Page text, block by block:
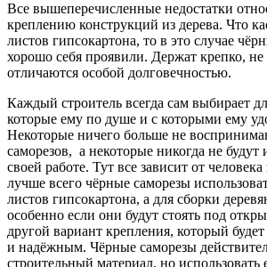
Все вышеперечисленные недостатки
креплению конструкций из дерева. Что
листов гипсокартона, то в это случае
хорошо себя проявили. Держат крепко,
отличаются особой долговечностью.
Каждый строитель всегда сам выбирает
которые ему по душе и с которыми ему
Некоторые ничего больше не
саморезов, а некоторые никогда не будут
своей работе. Тут все зависит от
лучше всего чёрные саморезы
листов гипсокартона, а для сборки
особенно если они будут стоять под
другой вариант крепления, который
и надёжным. Чёрные саморезы
строительный материал, но